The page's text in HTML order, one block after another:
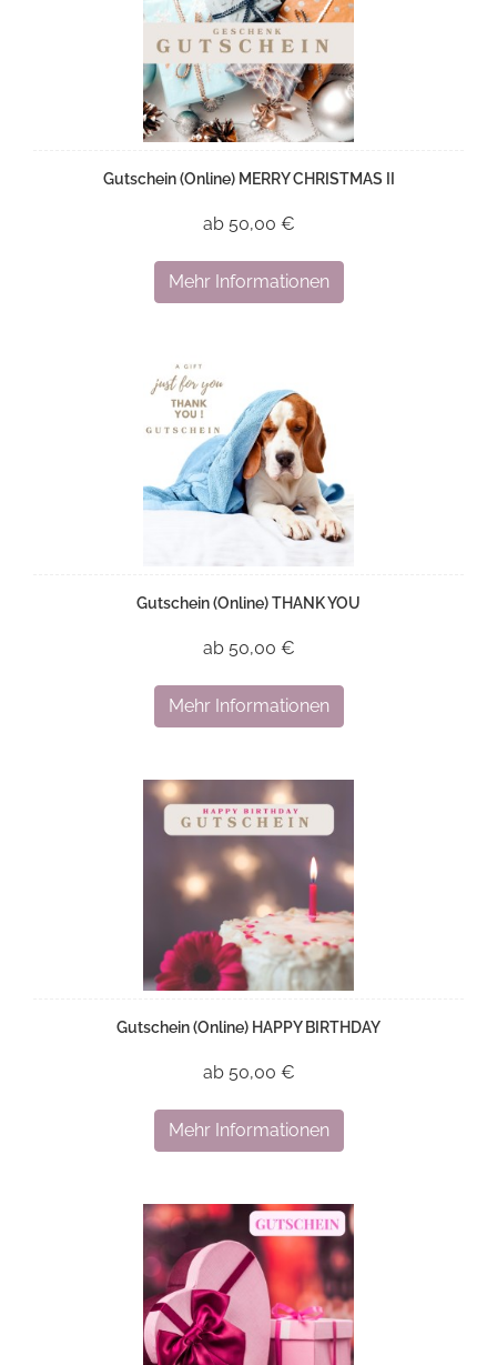
Gutschein (Online) MERRY CHRISTMAS II
ab 50,00 €
Mehr Informationen
Gutschein (Online) THANK YOU
ab 50,00 €
Mehr Informationen
Gutschein (Online) HAPPY BIRTHDAY
ab 50,00 €
Mehr Informationen